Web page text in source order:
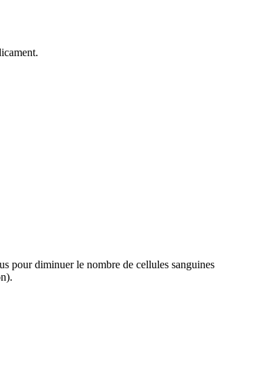
pour diminuer le nombre de cellules sanguines